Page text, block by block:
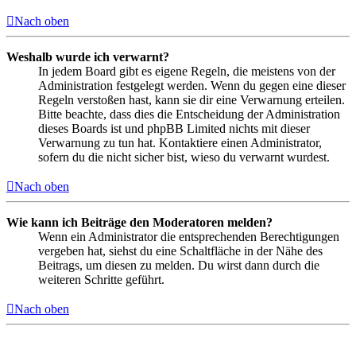
Nach oben
Weshalb wurde ich verwarnt?
In jedem Board gibt es eigene Regeln, die meistens von der
Administration festgelegt werden. Wenn du gegen eine dieser
Regeln verstoßen hast, kann sie dir eine Verwarnung erteilen.
Bitte beachte, dass dies die Entscheidung der Administration
dieses Boards ist und phpBB Limited nichts mit dieser
Verwarnung zu tun hat. Kontaktiere einen Administrator,
sofern du die nicht sicher bist, wieso du verwarnt wurdest.
Nach oben
Wie kann ich Beiträge den Moderatoren melden?
Wenn ein Administrator die entsprechenden Berechtigungen
vergeben hat, siehst du eine Schaltfläche in der Nähe des
Beitrags, um diesen zu melden. Du wirst dann durch die
weiteren Schritte geführt.
Nach oben